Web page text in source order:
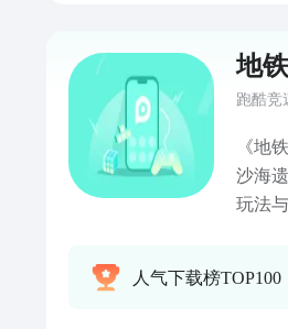
地
跑酷竞
《地
沙海
玩法
人气下载榜